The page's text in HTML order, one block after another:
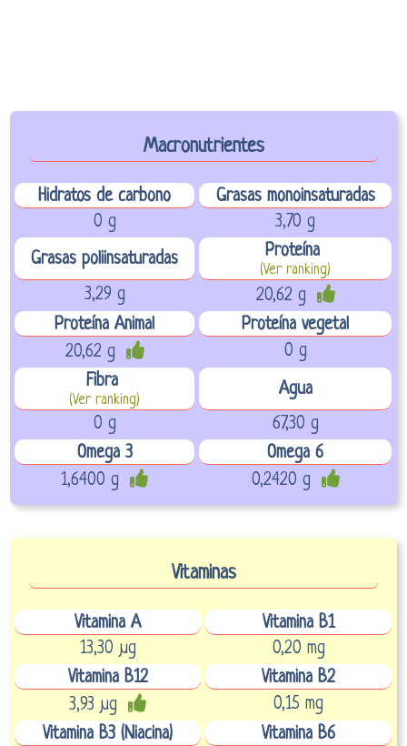
Macronutrientes
Hidratos de carbono
Grasas monoinsaturadas
0 g
3,70 g
Grasas poliinsaturadas
Proteína
(Ver ranking)
3,29 g
20,62 g
Proteína Animal
Proteína vegetal
20,62 g
0 g
Fibra
(Ver ranking)
Agua
0 g
67,30 g
Omega 3
Omega 6
1,6400 g
0,2420 g
Vitaminas
Vitamina A
Vitamina B1
13,30 µg
0,20 mg
Vitamina B12
Vitamina B2
3,93 µg
0,15 mg
Vitamina B3 (Niacina)
Vitamina B6